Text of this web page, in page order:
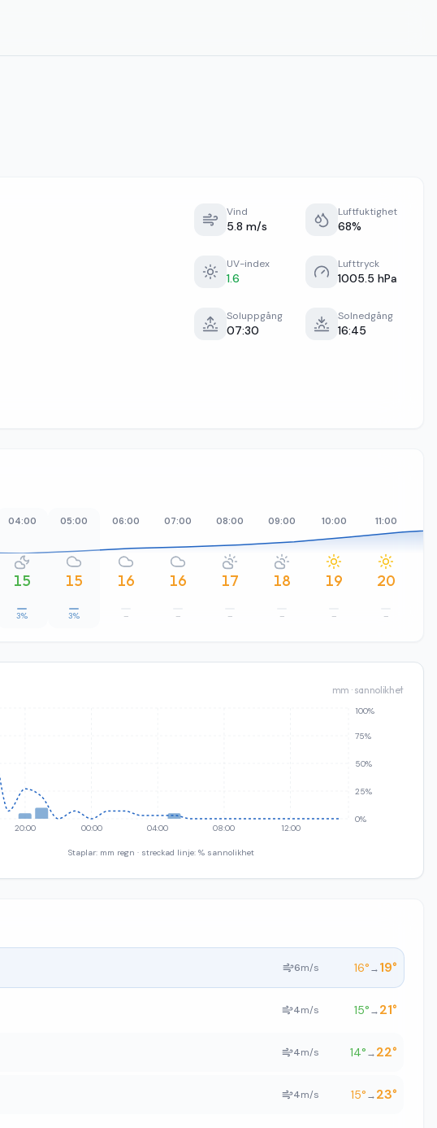
Vind
5.8 m/s
Luftfuktighet
68%
UV-index
1.6
Lufttryck
1005.5 hPa
Soluppgång
07:30
Solnedgång
16:45
04:00
15
3%
05:00
15
3%
06:00
16
–
07:00
16
–
08:00
17
–
09:00
18
–
10:00
19
–
11:00
20
–
mm · sannolikhet
20:00 00:00 04:00 08:00 12:00
0%
25%
50%
75%
100%
Staplar: mm regn · streckad linje: % sannolikhet
6m/s 16°→19°
4m/s 15°→21°
4m/s 14°→22°
4m/s 15°→23°